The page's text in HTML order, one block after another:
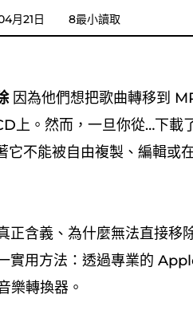
器
月21日 8最小讀取
因為他們想把歌曲轉移到
上。然而，一旦你從…下載
不能被自由複製、編輯或
含義、為什麼無法直接移
用方法：透過專業的
轉換器。